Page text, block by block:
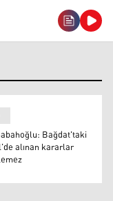
Hüseyin
Bağdat'taki
alınan kararlar